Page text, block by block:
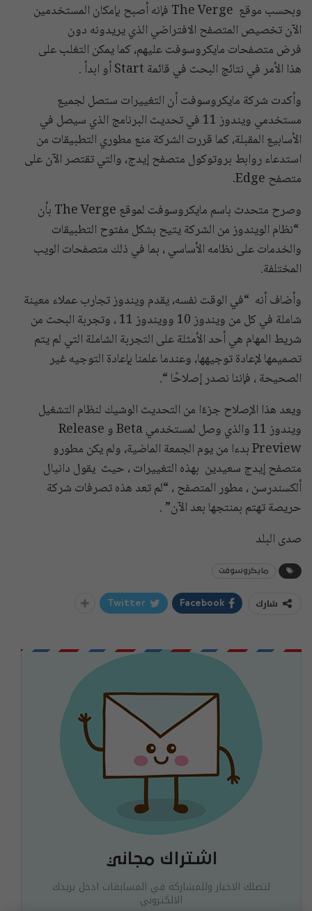
وبحسب موقع The Verge فإنه أصبح بإمكان المستخدمين
الآن تخصيص المتصفح الافتراضي الذي يريدونه دون
فرض متصفحات مايكروسوفت عليهم، كما يمكن التغلب على
هذا الأمر في نتائج البحث في قائمة Start أو ابدأ .
وأكدت شركة مايكروسوفت أن التغييرات ستصل لجميع
مستخدمي ويندوز 11 في تحديث البرنامج الذي سيصل في
الأسابيع المقبلة، كما قررت الشركة منع مطوري التطبيقات من
استدعاء روابط بروتوكول متصفح إيدج، والتي تقتصر الآن على
متصفح Edge.
وصرح متحدث باسم مايكروسوفت لموقع The Verge بأن
“نظام الويندوز من الشركة يتيح بشكل مفتوح التطبيقات
والخدمات على نظامه الأساسي ، بما في ذلك متصفحات الويب
المختلفة.
وأضاف أنه “في الوقت نفسه، يقدم ويندوز تجارب عملاء معينة
شاملة في كل من ويندوز 10 وويندوز 11 ، وتجربة البحث من
شريط المهام هي أحد الأمثلة على التجربة الشاملة التي لم يتم
تصميمها لإعادة توجيهها، وعندما علمنا بإعادة التوجيه غير
الصحيحة ، فإننا نصدر إصلاحًا “.
ويعد هذا الإصلاح جزءًا من التحديث الوشيك لنظام التشغيل
ويندوز 11 والذي وصل لمستخدمي Beta و Release
Preview بدءا من يوم الجمعة الماضية، ولم يكن مطورو
متصفح إيدج سعيدين بهذه التغييرات ، حيث يقول دانيال
ألكسندرسن ، مطور المتصفح ، “لم تعد هذه تصرفات شركة
حريصة تهتم بمنتجها بعد الآن” .
صدى البلد
مايكروسوفت
شارك Facebook
Twitter
اشتراك مجاني
لتصلك الاخبار وللمشاركة في المسابقات ادخل بريدك
الالكتروني